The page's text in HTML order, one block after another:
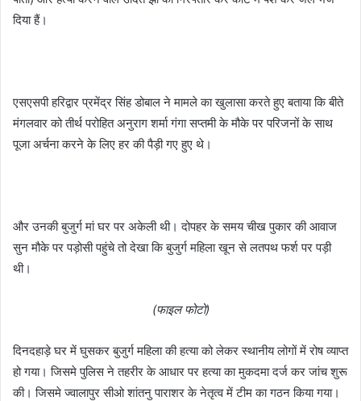
दिया हैं।
एसएसपी हरिद्वार प्रमेंद्र सिंह डोबाल ने मामले का खुलासा करते हुए बताया कि बीते
मंगलवार को तीर्थ परोहित अनुराग शर्मा गंगा सप्तमी के मौके पर परिजनों के साथ
पूजा अर्चना करने के लिए हर की पैड़ी गए हुए थे।
और उनकी बुजुर्ग मां घर पर अकेली थी। दोपहर के समय चीख पुकार की आवाज
सुन मौके पर पड़ोसी पहुंचे तो देखा कि बुजुर्ग महिला खून से लतपथ फर्श पर पड़ी
थी।
(फाइल फोटो)
दिनदहाड़े घर में घुसकर बुजुर्ग महिला की हत्या को लेकर स्थानीय लोगों में रोष व्याप्त
हो गया। जिसमे पुलिस ने तहरीर के आधार पर हत्या का मुकदमा दर्ज कर जांच शुरू
की। जिसमे ज्वालापुर सीओ शांतनु पाराशर के नेतृत्व में टीम का गठन किया गया।